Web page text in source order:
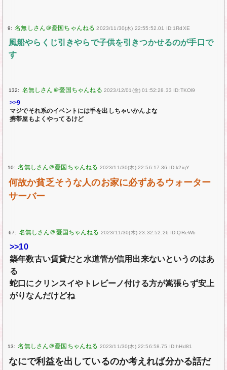
9: 2023/11/30(木) 22:55:52.01 ID:1RdXE
風船やらくじ引きやらで子供を引きつかせるのが手口で
す
132: 2023/12/01(金) 01:52:28.33 ID:TKOl9
>>9
マジでそれ系のイベントには手を出しちゃいかんよな
携帯屋もよくやってるけど
10: 2023/11/30(木) 22:56:17.36 ID:k2iqY
何故か貧乏そうな人のお家に必ずあるウォーター
サーバー
67: 2023/11/30(木) 23:32:52.26 ID:QReWb
>>10
築年数古い賃貸だと水道管が信用出来ないというのはあ
る
蛇口にクリンスイやトレビーノ付ける方が嵩張らず安上
がりなんだけどね
13: 2023/11/30(木) 22:56:58.75 ID:hHd81
なにで利益を出しているのか考えれば分かる話だ